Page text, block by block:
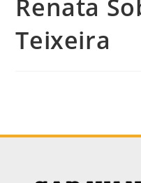
Renata
Teixeira